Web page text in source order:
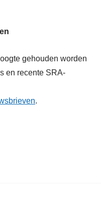
vergroting
gehouden worden
en recente SRA-
.